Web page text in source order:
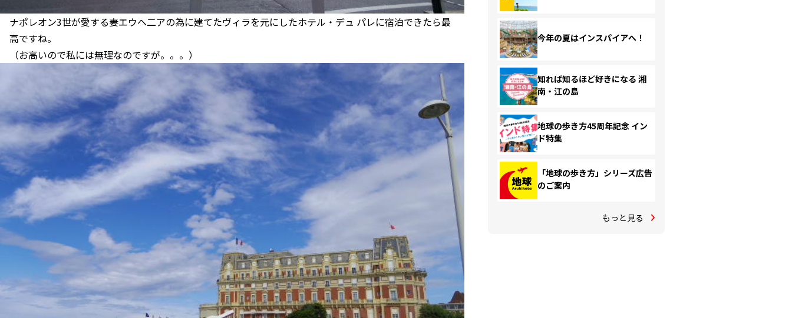
ナポレオン3世が愛する妻エウヘ二アの為に建てたヴィラを元にしたホテル・デュ パレに宿泊できたら最
高ですね。
（お高いので私には無理なのですが。。。）
今年の夏はインスパイアへ！
知れば知るほど好きになる 湘
南・江の島
地球の歩き方45周年記念 イン
ド特集
「地球の歩き方」シリーズ広告
のご案内
もっと見る